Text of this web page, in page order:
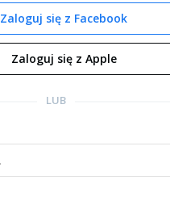
Zaloguj się z Facebook
Zaloguj się z Apple
LUB